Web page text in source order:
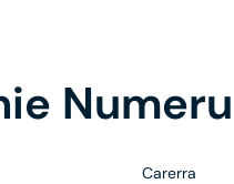
Carerra